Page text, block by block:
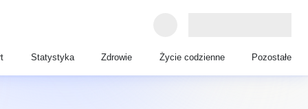
Statystyka Zdrowie Życie codzienne Pozostałe